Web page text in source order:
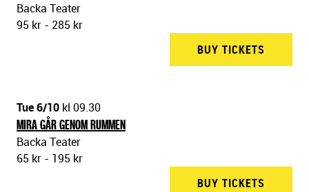
Backa Teater
95 kr - 285 kr
BUY TICKETS
Tue 6/10 kl 09.30
MIRA GÅR GENOM RUMMEN
Backa Teater
65 kr - 195 kr
BUY TICKETS